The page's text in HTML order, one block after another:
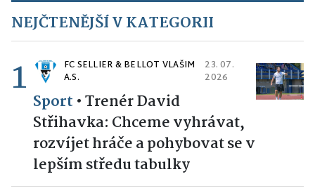
NEJČTENĚJŠÍ V KATEGORII
1
FC SELLIER & BELLOT VLAŠIM
A.S.
23. 07.
2026
Sport •Trenér David
Střihavka: Chceme vyhrávat,
rozvíjet hráče a pohybovat se v
lepším středu tabulky